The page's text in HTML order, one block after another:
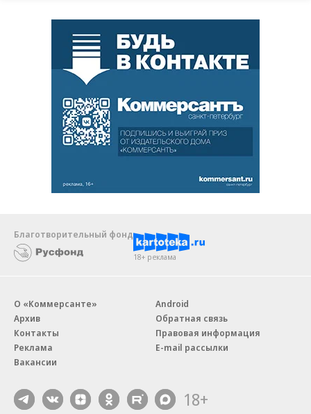
Благотворительный фонд
18+ реклама
О «Коммерсанте»
Архив
Контакты
Реклама
Вакансии
Android
Обратная связь
Правовая информация
E-mail рассылки
18+